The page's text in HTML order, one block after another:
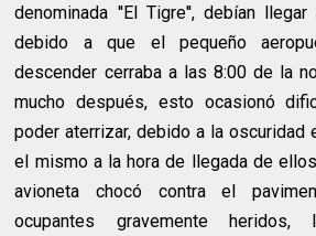
denominada ''El Tigre'', debían
debido a que el pequeño
descender cerraba a las 8:00 de la
mucho después, esto ocasionó
poder aterrizar, debido a la oscuridad
el mismo a la hora de llegada de
avioneta chocó contra el
ocupantes gravemente